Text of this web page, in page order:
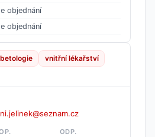
objednání
objednání
vnitřní lékařství
ODP.